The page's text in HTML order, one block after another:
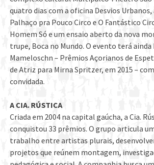
quatro dias com a oficina Desvios Urbanos,
Palhaço pra Pouco Circo e O Fantástico
Homem Só e um ensaio aberto da nova
trupe, Boca no Mundo. O evento terá ainda
Mameloschn – Prêmios Açorianos de
de Atriz para Mirna Spritzer, em 2015 –
convidada.
A CIA. RÚSTICA
Criada em 2004 na capital gaúcha, a Cia.
conquistou 33 prêmios. O grupo articula
trabalho entre artistas plurais,
projetos que reúnem montagem,